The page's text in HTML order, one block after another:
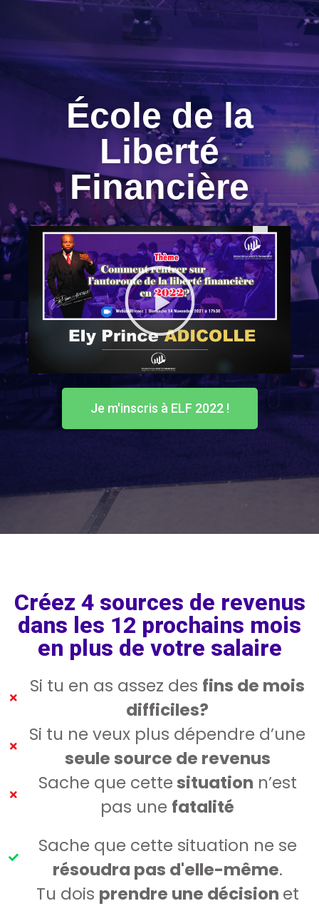
École de la
Liberté
Financière
Je m'inscris à ELF 2022 !
Créez 4 sources de revenus
dans les 12 prochains mois
en plus de votre salaire
Si tu en as assez des fins de mois
difficiles?
Si tu ne veux plus dépendre d’une
seule source de revenus
Sache que cettesituation n’est
pas une fatalité
Sache que cette situation ne se
résoudra pas d'elle-même.
Tu dois prendre une décision et